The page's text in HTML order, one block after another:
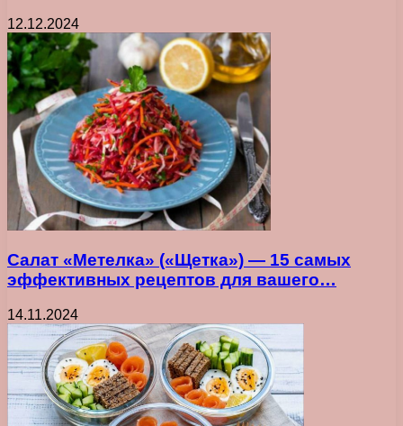
12.12.2024
Салат «Метелка» («Щетка») — 15 самых
эффективных рецептов для вашего…
14.11.2024